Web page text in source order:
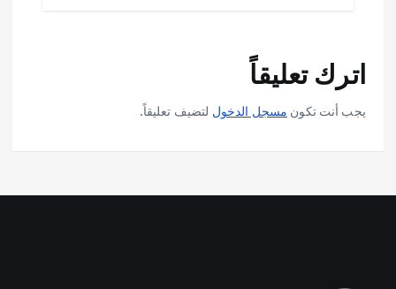
اترك تعليقاً
يجب أنت تكون مسجل الدخول لتضيف تعليقاً.